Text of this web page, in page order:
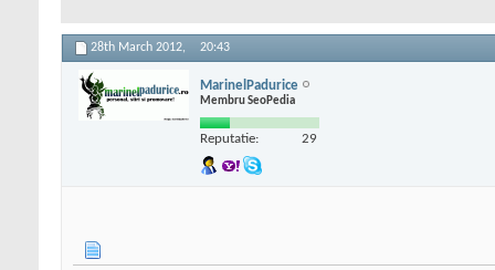
28th March 2012, 20:43
MarinelPadurice
Membru SeoPedia
Reputatie: 29